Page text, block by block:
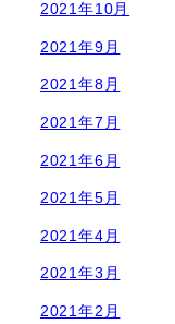
2021年10月
2021年9月
2021年8月
2021年7月
2021年6月
2021年5月
2021年4月
2021年3月
2021年2月